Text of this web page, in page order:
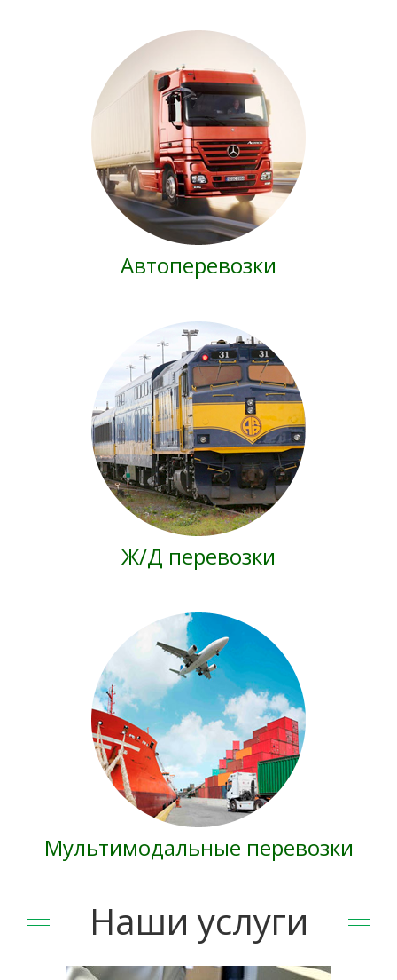
Автоперевозки
Ж/Д перевозки
Мультимодальные перевозки
Наши услуги